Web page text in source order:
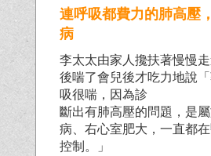
連呼吸都費力的肺高壓
病
李太太由家人攙扶著慢慢
後喘了會兒後才吃力地說
吸很喘，因為診
斷出有肺高壓的問題，是
病、右心室肥大，一直都
控制。」